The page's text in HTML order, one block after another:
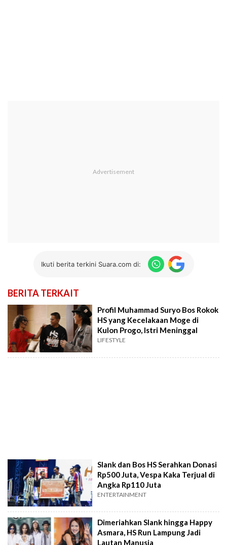
Ikuti berita terkini Suara.com di:
BERITA TERKAIT
Profil Muhammad Suryo Bos Rokok
HS yang Kecelakaan Moge di
Kulon Progo, Istri Meninggal
LIFESTYLE
Slank dan Bos HS Serahkan Donasi
Rp500 Juta, Vespa Kaka Terjual di
Angka Rp110 Juta
ENTERTAINMENT
Dimeriahkan Slank hingga Happy
Asmara, HS Run Lampung Jadi
Lautan Manusia